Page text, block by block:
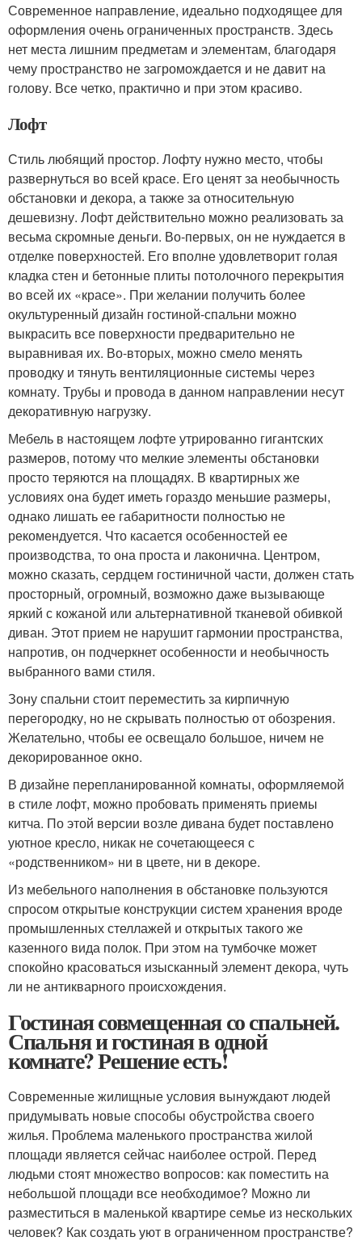
Современное направление, идеально подходящее для
оформления очень ограниченных пространств. Здесь
нет места лишним предметам и элементам, благодаря
чему пространство не загромождается и не давит на
голову. Все четко, практично и при этом красиво.
Лофт
Стиль любящий простор. Лофту нужно место, чтобы
развернуться во всей красе. Его ценят за необычность
обстановки и декора, а также за относительную
дешевизну. Лофт действительно можно реализовать за
весьма скромные деньги. Во-первых, он не нуждается в
отделке поверхностей. Его вполне удовлетворит голая
кладка стен и бетонные плиты потолочного перекрытия
во всей их «красе». При желании получить более
окультуренный дизайн гостиной-спальни можно
выкрасить все поверхности предварительно не
выравнивая их. Во-вторых, можно смело менять
проводку и тянуть вентиляционные системы через
комнату. Трубы и провода в данном направлении несут
декоративную нагрузку.
Мебель в настоящем лофте утрированно гигантских
размеров, потому что мелкие элементы обстановки
просто теряются на площадях. В квартирных же
условиях она будет иметь гораздо меньшие размеры,
однако лишать ее габаритности полностью не
рекомендуется. Что касается особенностей ее
производства, то она проста и лаконична. Центром,
можно сказать, сердцем гостиничной части, должен стать
просторный, огромный, возможно даже вызывающе
яркий с кожаной или альтернативной тканевой обивкой
диван. Этот прием не нарушит гармонии пространства,
напротив, он подчеркнет особенности и необычность
выбранного вами стиля.
Зону спальни стоит переместить за кирпичную
перегородку, но не скрывать полностью от обозрения.
Желательно, чтобы ее освещало большое, ничем не
декорированное окно.
В дизайне перепланированной комнаты, оформляемой
в стиле лофт, можно пробовать применять приемы
китча. По этой версии возле дивана будет поставлено
уютное кресло, никак не сочетающееся с
«родственником» ни в цвете, ни в декоре.
Из мебельного наполнения в обстановке пользуются
спросом открытые конструкции систем хранения вроде
промышленных стеллажей и открытых такого же
казенного вида полок. При этом на тумбочке может
спокойно красоваться изысканный элемент декора, чуть
ли не антикварного происхождения.
Гостиная совмещенная со спальней.
Спальня и гостиная в одной
комнате? Решение есть!
Современные жилищные условия вынуждают людей
придумывать новые способы обустройства своего
жилья. Проблема маленького пространства жилой
площади является сейчас наиболее острой. Перед
людьми стоят множество вопросов: как поместить на
небольшой площади все необходимое? Можно ли
разместиться в маленькой квартире семье из нескольких
человек? Как создать уют в ограниченном пространстве?